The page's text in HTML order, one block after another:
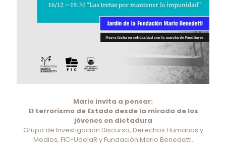
Mario invita a pensar:
El terrorismo de Estado desde la mirada de los
jóvenes en dictadura
Grupo de Investigación Discurso, Derechos Humanos y
Medios, FIC-UdelaR y Fundación Mario Benedetti.